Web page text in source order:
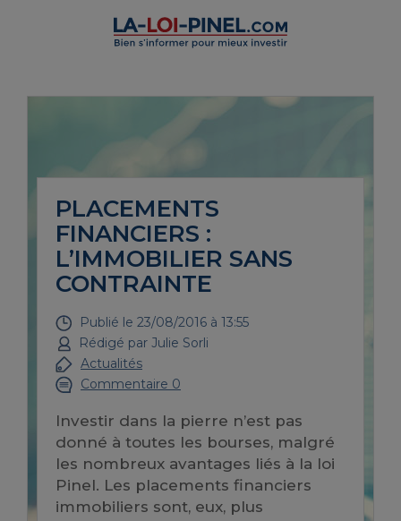
PLACEMENTS
FINANCIERS :
L’IMMOBILIER SANS
CONTRAINTE
Publié le 23/08/2016 à 13:55
Rédigé par Julie Sorli
Actualités
Commentaire 0
Investir dans la pierre n’est pas
donné à toutes les bourses, malgré
les nombreux avantages liés à la loi
Pinel. Les placements financiers
immobiliers sont, eux, plus